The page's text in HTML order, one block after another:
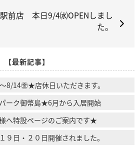
前店 本日9/4㈬OPENしまし
た。
【最新記事】
14㊎★店休日いただきます。
ク御幣島★6月から入居開始
へ特設ページのご案内です★
日・２０日開催されました。